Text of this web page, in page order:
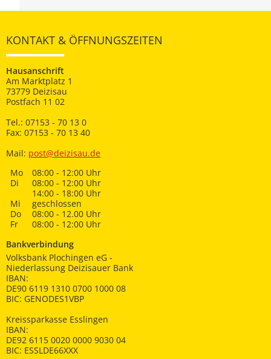
KONTAKT & ÖFFNUNGSZEITEN
Hausanschrift
Am Marktplatz 1
73779 Deizisau
Postfach 11 02
Tel.: 07153 - 70 13 0
Fax: 07153 - 70 13 40
Mail: post@deizisau.de
Mo
08:00 - 12:00 Uhr
Di
08:00 - 12:00 Uhr
14:00 - 18:00 Uhr
Mi
geschlossen
Do
08:00 - 12.00 Uhr
Fr
08:00 - 12:00 Uhr
Bankverbindung
Volksbank Plochingen eG -
Niederlassung Deizisauer Bank
IBAN:
DE90 6119 1310 0700 1000 08
BIC: GENODES1VBP
Kreissparkasse Esslingen
IBAN:
DE92 6115 0020 0000 9030 04
BIC: ESSLDE66XXX